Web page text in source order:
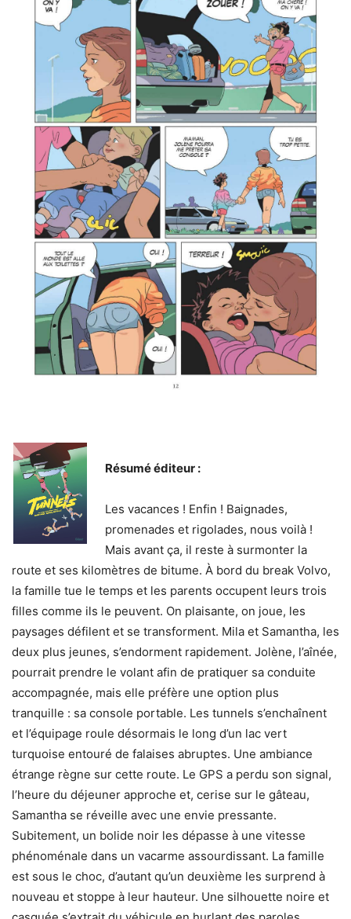
Résumé éditeur :
Les vacances ! Enfin ! Baignades,
promenades et rigolades, nous voilà !
Mais avant ça, il reste à surmonter la
route et ses kilomètres de bitume. À bord du break Volvo,
la famille tue le temps et les parents occupent leurs trois
filles comme ils le peuvent. On plaisante, on joue, les
paysages défilent et se transforment. Mila et Samantha, les
deux plus jeunes, s’endorment rapidement. Jolène, l’aînée,
pourrait prendre le volant afin de pratiquer sa conduite
accompagnée, mais elle préfère une option plus
tranquille : sa console portable. Les tunnels s’enchaînent
et l’équipage roule désormais le long d’un lac vert
turquoise entouré de falaises abruptes. Une ambiance
étrange règne sur cette route. Le GPS a perdu son signal,
l’heure du déjeuner approche et, cerise sur le gâteau,
Samantha se réveille avec une envie pressante.
Subitement, un bolide noir les dépasse à une vitesse
phénoménale dans un vacarme assourdissant. La famille
est sous le choc, d’autant qu’un deuxième les surprend à
nouveau et stoppe à leur hauteur. Une silhouette noire et